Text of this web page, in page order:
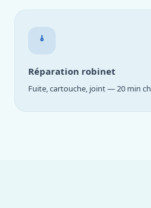
Réparation robinet
Fuite, cartouche, joint — 20 min